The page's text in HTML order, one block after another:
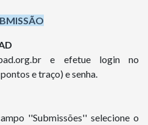
e efetue login no
e traço) e senha.
''Submissões'' selecione o